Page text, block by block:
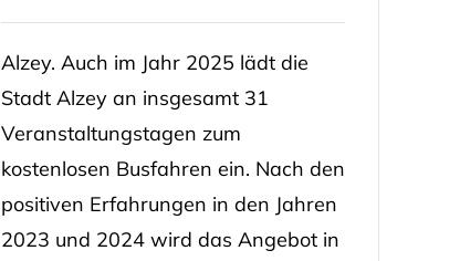
Alzey. Auch im Jahr 2025 lädt die
Stadt Alzey an insgesamt 31
Veranstaltungstagen zum
kostenlosen Busfahren ein. Nach den
positiven Erfahrungen in den Jahren
2023 und 2024 wird das Angebot in